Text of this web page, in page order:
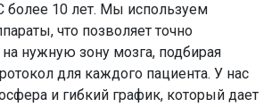
более 10 лет. Мы используем
что позволяет точно
нужную зону мозга, подбирая
для каждого пациента. У нас
и гибкий график, который дает